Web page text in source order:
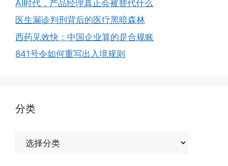
AI时代，产品经理真正会被替代什么
医生漏诊判刑背后的医疗黑暗森林
西药见效快：中国企业算的是合规账
841号令如何重写出入境规则
分类